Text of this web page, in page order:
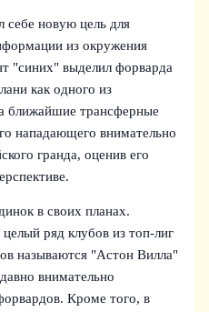
себе новую цель для
из окружения
"синих" выделил форварда
как одного из
ближайшие трансферные
нападающего внимательно
гранда, оценив его
в своих планах.
ряд клубов из топ-лиг
называются "Астон Вилла"
внимательно
Кроме того, в